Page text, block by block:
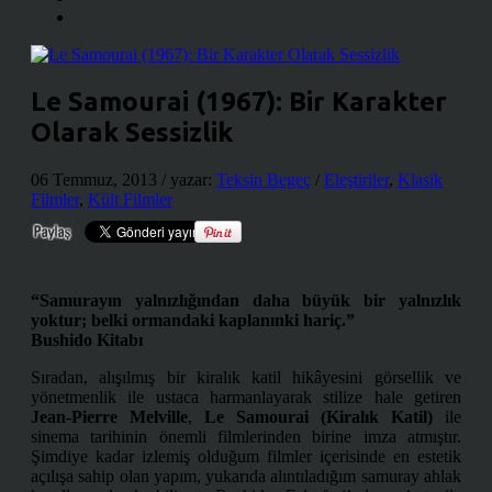
Le Samourai (1967): Bir Karakter
Olarak Sessizlik
06 Temmuz, 2013 / yazar: Teksin Begeç / Eleştiriler, Klasik
Filmler, Kült Filmler
“Samurayın yalnızlığından daha büyük bir yalnızlık
yoktur; belki ormandaki kaplanınki hariç.”
Bushido Kitabı
Sıradan, alışılmış bir kiralık katil hikâyesini görsellik ve
yönetmenlik ile ustaca harmanlayarak stilize hale getiren
Jean-Pierre Melville, Le Samourai (Kiralık Katil) ile
sinema tarihinin önemli filmlerinden birine imza atmıştır.
Şimdiye kadar izlemiş olduğum filmler içerisinde en estetik
açılışa sahip olan yapım, yukarıda alıntıladığım samuray ahlak